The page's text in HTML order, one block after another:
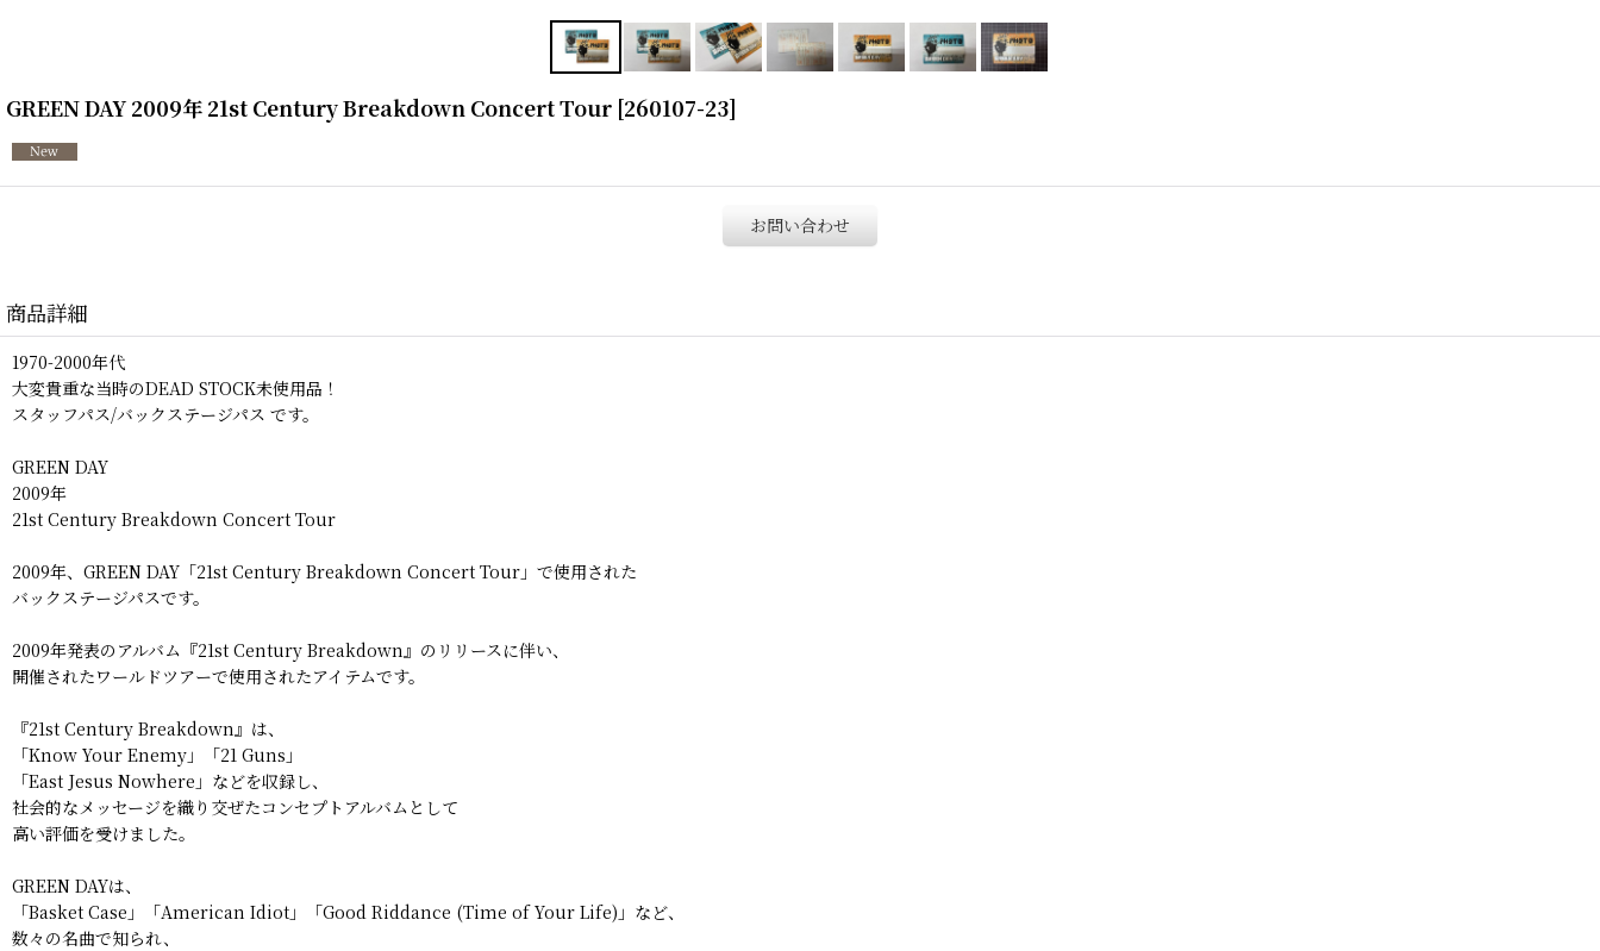
GREEN DAY 2009年 21st Century Breakdown Concert Tour [260107-23]
お問い合わせ
商品詳細
1970-2000年代
大変貴重な当時のDEAD STOCK未使用品！
スタッフパス/バックステージパス です。
GREEN DAY
2009年
21st Century Breakdown Concert Tour
2009年、GREEN DAY「21st Century Breakdown Concert Tour」で使用された
バックステージパスです。
2009年発表のアルバム『21st Century Breakdown』のリリースに伴い、
開催されたワールドツアーで使用されたアイテムです。
『21st Century Breakdown』は、
「Know Your Enemy」「21 Guns」
「East Jesus Nowhere」などを収録し、
社会的なメッセージを織り交ぜたコンセプトアルバムとして
高い評価を受けました。
GREEN DAYは、
「Basket Case」「American Idiot」「Good Riddance (Time of Your Life)」など、
数々の名曲で知られ、